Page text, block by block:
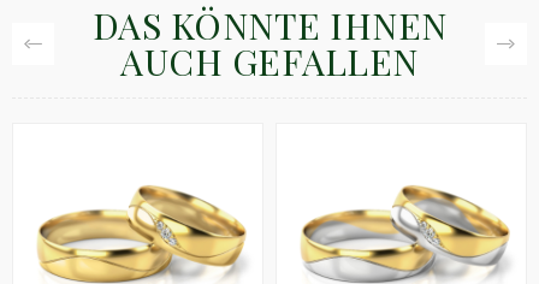
DAS KÖNNTE IHNEN
AUCH GEFALLEN